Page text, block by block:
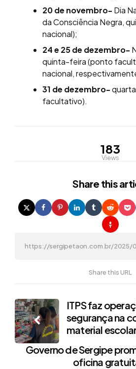
20 de novembro- Dia
da Consciência Negra,
nacional);
24 e 25 de dezembro-
quinta-feira (ponto
nacional,
31 de dezembro-
facultativo).
183
Views
Share this
Share this URL
Post
navigation
ITPS faz
segurança na
material
Governo de Sergipe
oficina